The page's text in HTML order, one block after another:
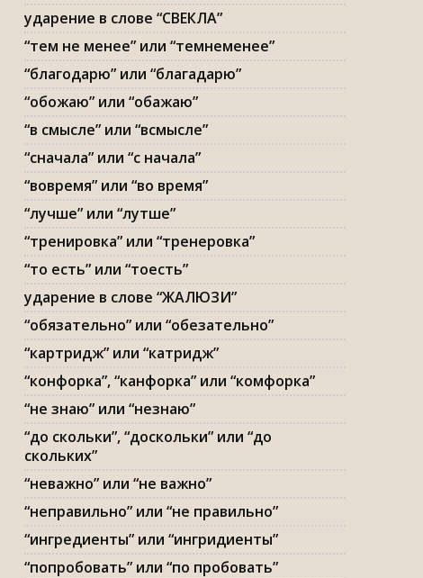
ударение в слове “СВЕКЛА”
“тем не менее” или “темнеменее”
“благодарю” или “благадарю”
“обожаю” или “обажаю”
“в смысле” или “всмысле”
“сначала” или “с начала”
“вовремя” или “во время”
“лучше” или “лутше”
“тренировка” или “тренеровка”
“то есть” или “тоесть”
ударение в слове “ЖАЛЮЗИ”
“обязательно” или “обезательно”
“картридж” или “катридж”
“конфорка”, “канфорка” или “комфорка”
“не знаю” или “незнаю”
“до скольки”, “доскольки” или “до
скольких”
“неважно” или “не важно”
“неправильно” или “не правильно”
“ингредиенты” или “ингридиенты”
“попробовать” или “по пробовать”